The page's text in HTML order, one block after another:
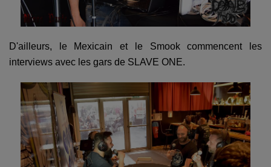
D'ailleurs, le Mexicain et le Smook commencent les
interviews avec les gars de SLAVE ONE.